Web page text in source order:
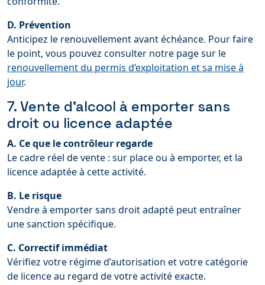
D. Prévention
Anticipez le renouvellement avant échéance. Pour faire
le point, vous pouvez consulter notre page sur le
renouvellement du permis d’exploitation et sa mise à
jour.
7. Vente d’alcool à emporter sans
droit ou licence adaptée
A. Ce que le contrôleur regarde
Le cadre réel de vente : sur place ou à emporter, et la
licence adaptée à cette activité.
B. Le risque
Vendre à emporter sans droit adapté peut entraîner
une sanction spécifique.
C. Correctif immédiat
Vérifiez votre régime d’autorisation et votre catégorie
de licence au regard de votre activité exacte.